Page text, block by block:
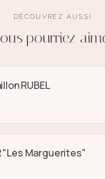
DÉCOUVREZ AUSSI
pourriez
RUBEL
"Les Marguerites"